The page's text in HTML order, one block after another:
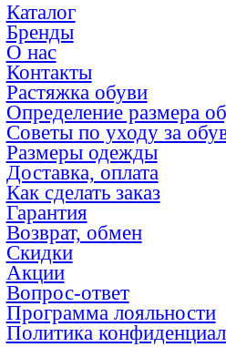
Каталог
Бренды
О нас
Контакты
Растяжка обуви
Определение размера
Советы по уходу за
Размеры одежды
Доставка, оплата
Как сделать заказ
Гарантия
Возврат, обмен
Скидки
Акции
Вопрос-ответ
Программа лояльности
Политика